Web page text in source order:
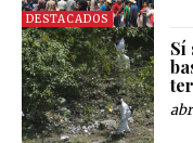
DESTACADOS
Sí